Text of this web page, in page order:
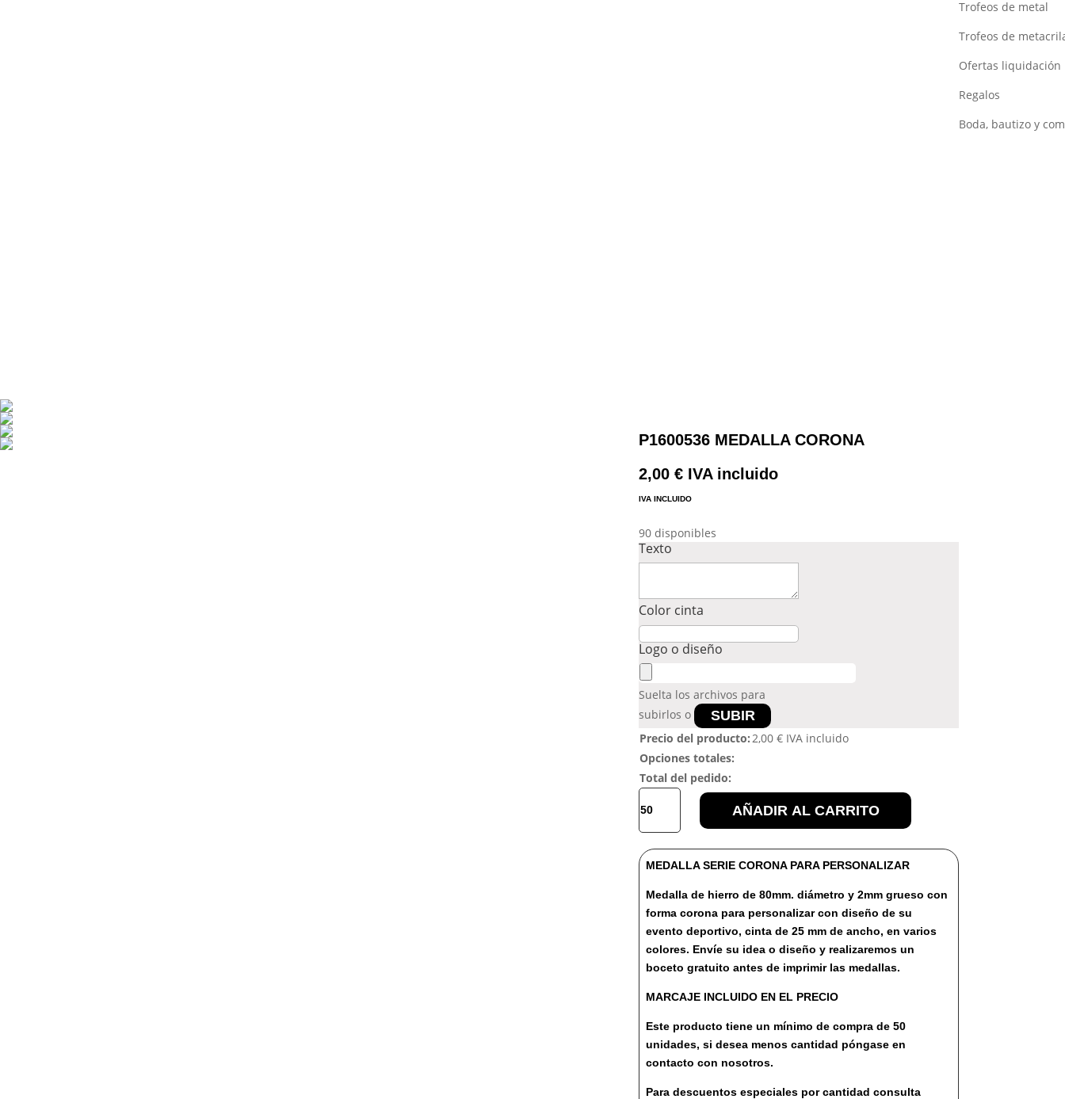
Trofeos de metal
Trofeos de
Ofertas liquidación
Regalos
Boda, bautizo y
P1600536 MEDALLA CORONA
2,00€ IVA incluido
IVA INCLUIDO
90 disponibles
Texto
Color cinta
Logo o diseño
Suelta los archivos para
subirlos o
SUBIR
Precio del producto:2,00€ IVA incluido
Opciones totales:
Total del pedido:
MEDALLA
CORONA
cantidad
AÑADIR AL CARRITO
MEDALLA SERIE CORONA PARA PERSONALIZAR
Medalla de hierro de 80mm. diámetro y 2mm grueso con
forma corona para personalizar con diseño de su
evento deportivo, cinta de 25 mm de ancho, en varios
colores. Envíe su idea o diseño y realizaremos un
boceto gratuito antes de imprimir las medallas.
MARCAJE INCLUIDO EN EL PRECIO
Este producto tiene un mínimo de compra de 50
unidades, si desea menos cantidad póngase en
contacto con nosotros.
Para descuentos especiales por cantidad consulta